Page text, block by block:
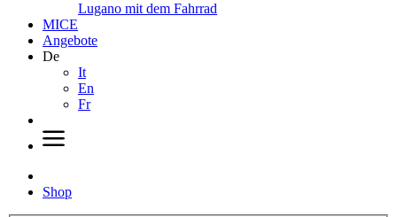
Lugano mit dem Fahrrad
MICE
Angebote
De
It
En
Fr
Shop